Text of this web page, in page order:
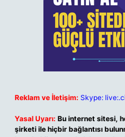
Reklam ve İletişim: Skype:
Yasal Uyarı: Bu internet sitesi,
şirketi ile hiçbir bağlantısı